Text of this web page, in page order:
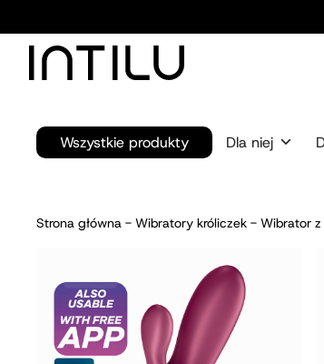
Wszystkie produkty Dla niej
Strona główna -Wibratory króliczek -Wibrator